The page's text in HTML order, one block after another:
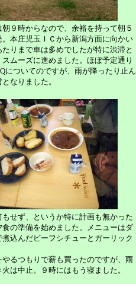
９時からなので、余裕を持って朝５
本庄児玉ＩＣから新潟方面に向かい
たりまで車は多めでしたが特に渋滞と
ムーズに進めました。ほぼ予定通り
についてのですが、雨が降ったり止ん
なりました。
せず、というか特に計画も無かった
の準備を始めました。メニューはダ
煮込んだビーフシチューとガーリック
るつもりで薪も買ったのですが、雨
は中止。９時にはもう寝ました。